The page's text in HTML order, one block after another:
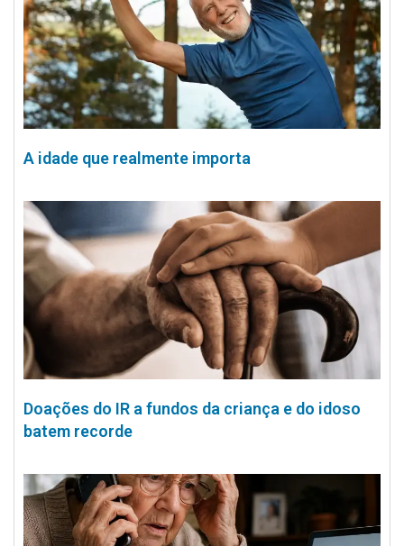
A idade que realmente importa
Doações do IR a fundos da criança e do idoso
batem recorde